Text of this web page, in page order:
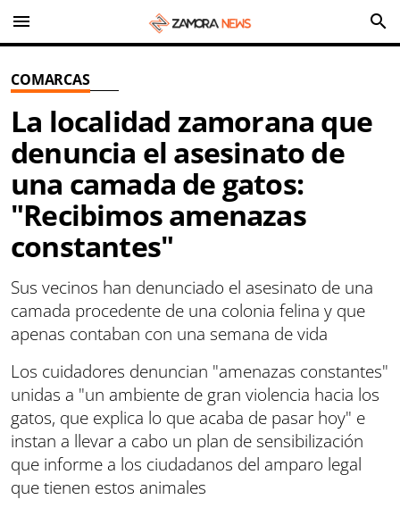
menu search
COMARCAS
La localidad zamorana que
denuncia el asesinato de
una camada de gatos:
"Recibimos amenazas
constantes"
Sus vecinos han denunciado el asesinato de una
camada procedente de una colonia felina y que
apenas contaban con una semana de vida
Los cuidadores denuncian "amenazas constantes"
unidas a "un ambiente de gran violencia hacia los
gatos, que explica lo que acaba de pasar hoy" e
instan a llevar a cabo un plan de sensibilización
que informe a los ciudadanos del amparo legal
que tienen estos animales